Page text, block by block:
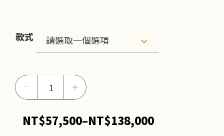
款式
－
你
＋
NT$57,500–NT$138,000價